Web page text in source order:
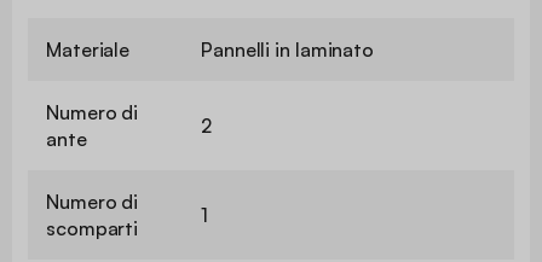
Materiale Pannelli in laminato
Numero di
ante
2
Numero di
scomparti
1